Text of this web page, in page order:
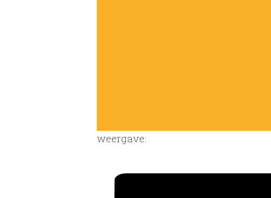
weergave: